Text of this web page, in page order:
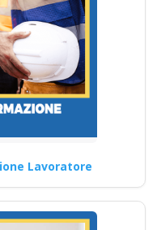
per
stato
fad
parte
Lavoratore